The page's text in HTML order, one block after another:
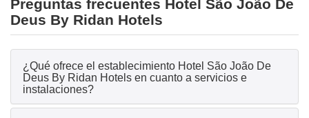
Preguntas frecuentes Hotel São João De
Deus By Ridan Hotels
¿Qué ofrece el establecimiento Hotel São João De
Deus By Ridan Hotels en cuanto a servicios e
instalaciones?